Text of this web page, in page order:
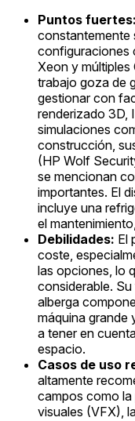
Puntos fuertes:
constantemente
configuraciones
Xeon y
trabajo goza de
gestionar con
renderizado 3D,
simulaciones
construcción,
(HP Wolf
se mencionan
importantes. El
incluye una
el
Debilidades: El
coste,
las opciones, lo
considerable.
alberga
máquina grande
a tener en
espacio.
Casos de uso
altamente
campos como
visuales (VFX),